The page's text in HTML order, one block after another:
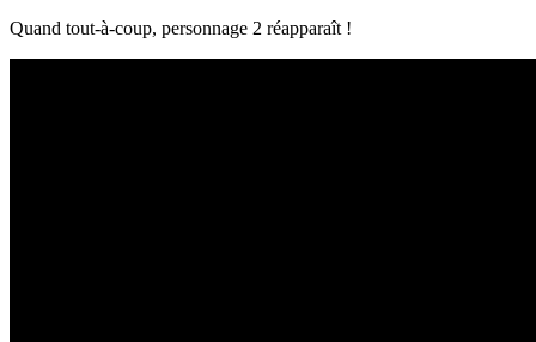
Quand tout-à-coup, personnage 2 réapparaît !